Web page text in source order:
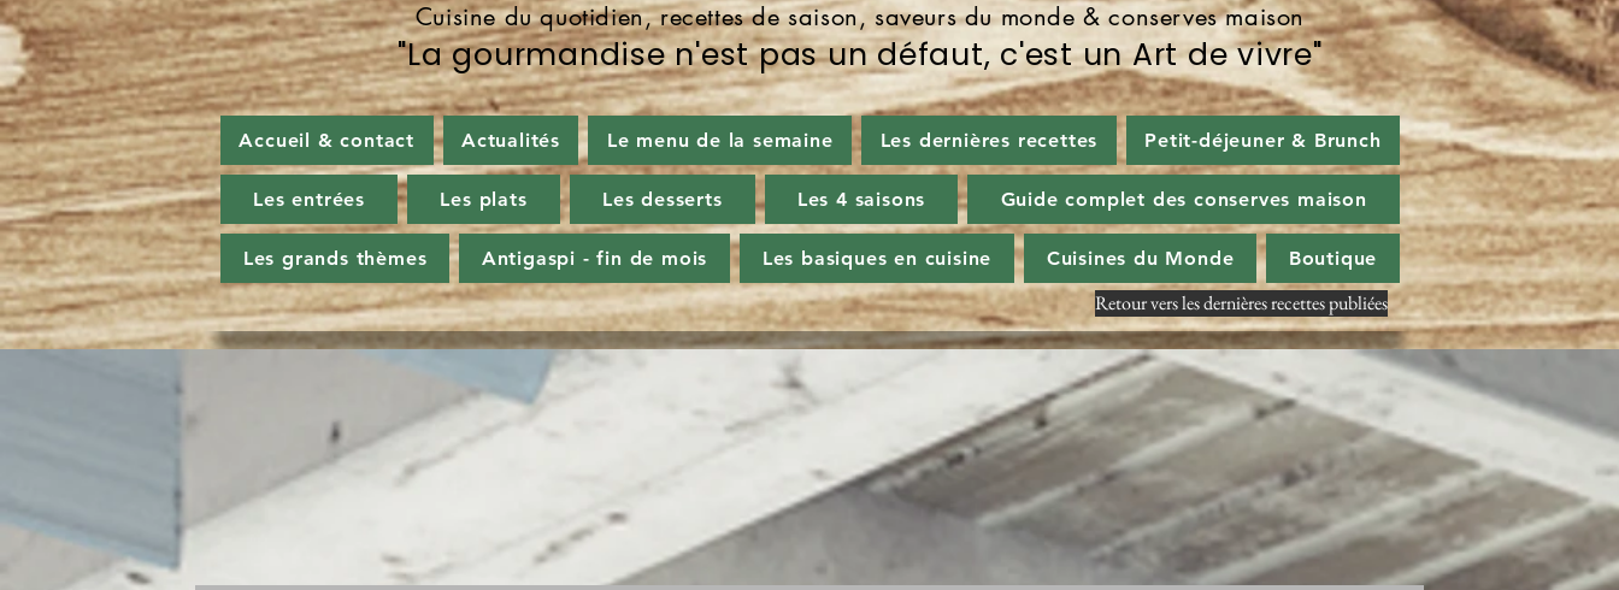
Cuisine du quotidien, recettes de saison, saveurs du monde & conserves maison
"La gourmandise n'est pas un défaut, c'est un Art de vivre"
Accueil & contact Actualités Le menu de la semaine Les dernières recettes Petit-déjeuner & Brunch
Les entrées Les plats Les desserts Les 4 saisons Guide complet des conserves maison
Les grands thèmes Antigaspi - fin de mois Les basiques en cuisine Cuisines du Monde Boutique
Retour vers les dernières recettes publiées